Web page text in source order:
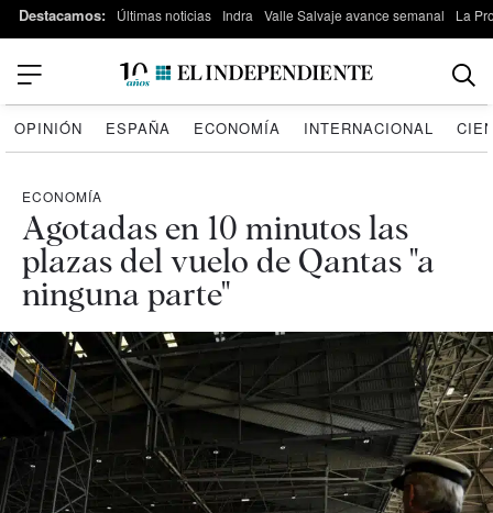
Destacamos: Últimas noticias Indra Valle Salvaje avance semanal La
OPINIÓN ESPAÑA ECONOMÍA INTERNACIONAL
ECONOMÍA
Agotadas en 10 minutos las
plazas del vuelo de Qantas "a
ninguna parte"